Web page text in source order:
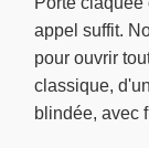
appel suffit.
pour ouvrir
classique,
blindée, avec